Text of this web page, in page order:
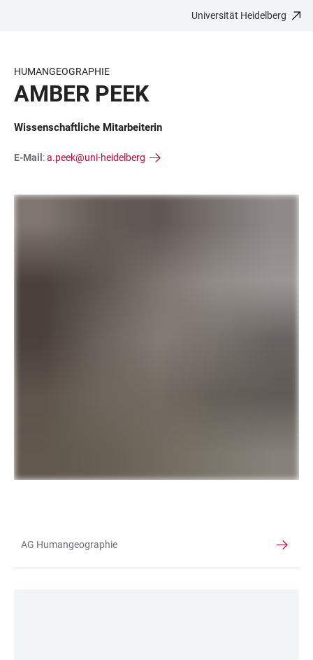
BARRIEREFREIHEIT
Universität Heidelberg
HUMANGEOGRAPHIE
AMBER PEEK
Wissenschaftliche Mitarbeiterin
E-Mail :a.peek@uni-heidelberg
AG Humangeographie